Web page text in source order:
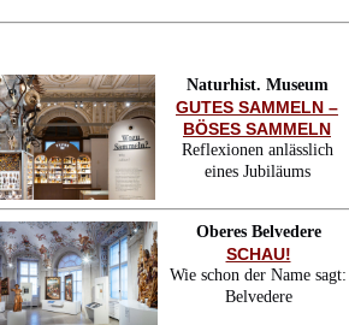
Naturhist. Museum
GUTES SAMMELN –
BÖSES SAMMELN
Reflexionen anlässlich
eines Jubiläums
Oberes Belvedere
SCHAU!
Wie schon der Name sagt:
Belvedere